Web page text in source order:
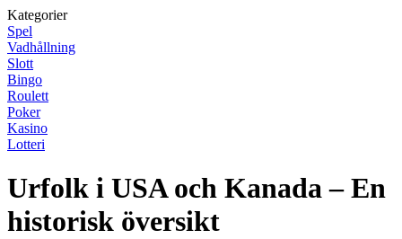
Kategorier
Spel
Vadhållning
Slott
Bingo
Roulett
Poker
Kasino
Lotteri
Urfolk i USA och Kanada – En
historisk översikt